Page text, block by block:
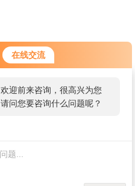
在线交流
迎前来咨询，很高兴为您
问您要咨询什么问题呢？